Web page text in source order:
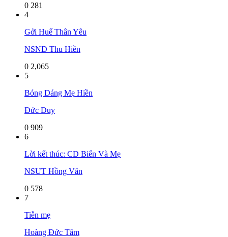
0 281
4
Gởi Huế Thân Yêu
NSND Thu Hiền
0 2,065
5
Bóng Dáng Mẹ Hiền
Đức Duy
0 909
6
Lời kết thúc: CD Biển Và Mẹ
NSƯT Hồng Vân
0 578
7
Tiễn mẹ
Hoàng Đức Tâm